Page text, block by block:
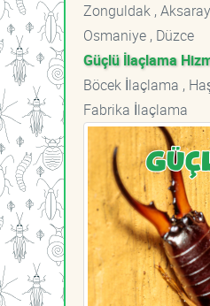
Zonguldak ,
Osmaniye , Düzce
Güçlü İlaçlama
Böcek İlaçlama ,
Fabrika İlaçlama